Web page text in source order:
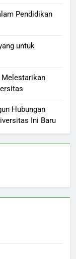
Pendidikan
untuk
Hubungan
Ini Baru